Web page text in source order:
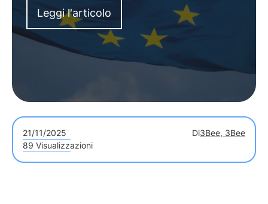
scientifico richiesto dai finanziamenti UE per la
biodiversità.
Leggi l'articolo
21/11/2025 Di3Bee, 3Bee
89 Visualizzazioni